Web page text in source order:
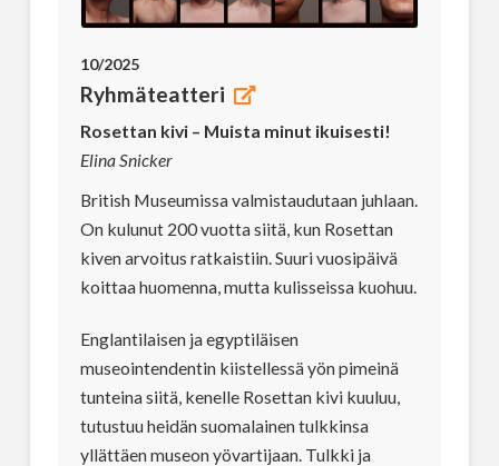
10/2025
Ryhmäteatteri
Rosettan kivi – Muista minut ikuisesti!
Elina Snicker
British Museumissa valmistaudutaan juhlaan.
On kulunut 200 vuotta siitä, kun Rosettan
kiven arvoitus ratkaistiin. Suuri vuosipäivä
koittaa huomenna, mutta kulisseissa kuohuu.
Englantilaisen ja egyptiläisen
museointendentin kiistellessä yön pimeinä
tunteina siitä, kenelle Rosettan kivi kuuluu,
tutustuu heidän suomalainen tulkkinsa
yllättäen museon yövartijaan. Tulkki ja